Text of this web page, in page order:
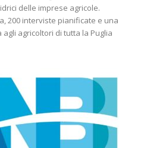
delle imprese agricole.
200 interviste pianificate e una
agricoltori di tutta la Puglia